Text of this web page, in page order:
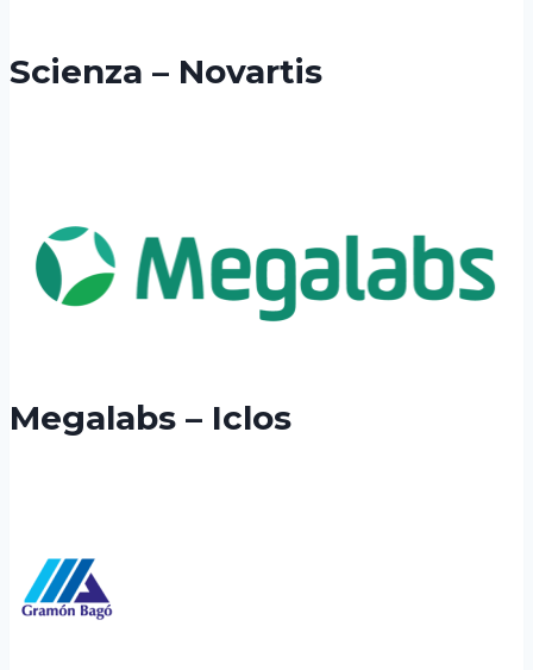
Scienza – Novartis
Megalabs – Iclos